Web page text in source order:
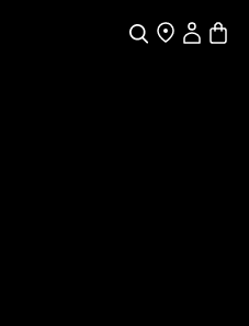
Sök
Hitta Butik
Mitt konto